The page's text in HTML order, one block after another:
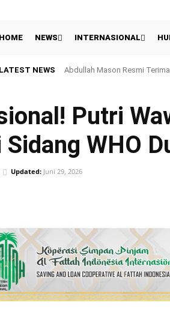
HOME NEWS INTERNASIONAL
LATEST NEWS Polda Sumsel Perkuat
Putri
WHO
Updated: Juni 29, 2026